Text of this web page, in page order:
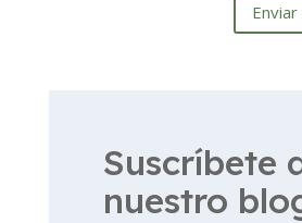
Suscríbete
nuestro